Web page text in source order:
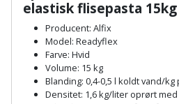
Murbinder
Murpap
murfolie
Koben
Kridtsnor
Lærlingesæt
Excentersliber
Excenterslibertilbehør
Fedtsprøjte
mosfjerner
Vinduesvasker
Fuglefoderhus
Garderobe
opbevaring
Gavekort
elastisk flisepasta 15kg
Producent: Alfix
Model: Readyflex
Farve: Hvid
Volume: 15 kg
Blanding: 0,4-0,5 l koldt vand/kg
Densitet: 1,6 kg/liter oprørt med